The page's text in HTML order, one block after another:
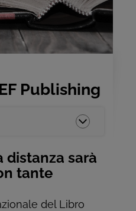
Publishing
sarà
tante
del Libro